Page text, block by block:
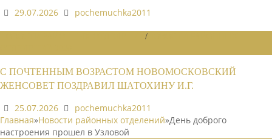
29.07.2026 pochemuchka2011
/
С ПОЧТЕННЫМ ВОЗРАСТОМ НОВОМОСКОВСКИЙ
ЖЕНСОВЕТ ПОЗДРАВИЛ ШАТОХИНУ И.Г.
25.07.2026
pochemuchka2011
Главная»Новости районных отделений»День доброго
настроения прошел в Узловой